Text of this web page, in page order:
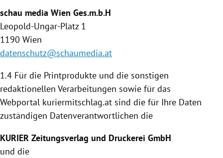
schau media Wien Ges.m.b.H
Leopold-Ungar-Platz 1
1190 Wien
datenschutz@schaumedia.at
1.4 Für die Printprodukte und die sonstigen
redaktionellen Verarbeitungen sowie für das
Webportal kuriermitschlag.at sind die für Ihre Daten
zuständigen Datenverantwortlichen die
KURIER Zeitungsverlag und Druckerei GmbH
und die